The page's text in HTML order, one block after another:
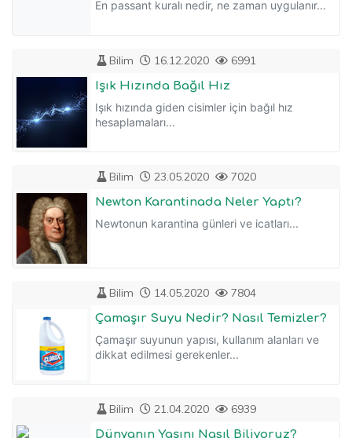
En passant kuralı nedir, ne zaman uygulanır...
Bilim 16.12.2020 6991
Işık Hızında Bağıl Hız
Işık hızında giden cisimler için bağıl hız
hesaplamaları...
Bilim 23.05.2020 7020
Newton Karantinada Neler Yaptı?
Newtonun karantina günleri ve icatları...
Bilim 14.05.2020 7804
Çamaşır Suyu Nedir? Nasıl Temizler?
Çamaşır suyunun yapısı, kullanım alanları ve
dikkat edilmesi gerekenler...
Bilim 21.04.2020 6939
Dünyanın Yaşını Nasıl Biliyoruz?